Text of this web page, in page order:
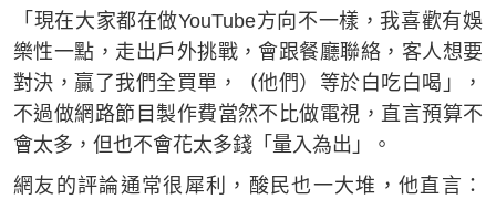
「現在大家都在做YouTube方向不一樣，我喜歡有娛
樂性一點，走出戶外挑戰，會跟餐廳聯絡，客人想要
對決，贏了我們全買單，（他們）等於白吃白喝」，
不過做網路節目製作費當然不比做電視，直言預算不
會太多，但也不會花太多錢「量入為出」。
網友的評論通常很犀利，酸民也一大堆，他直言：